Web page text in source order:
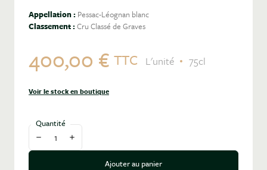
Appellation : Pessac-Léognan blanc
Classement :Cru Classé de Graves
400,00 € TTC L'unité 75cl
Voir le stock en boutique
Quantité
Diminuer la quantité
Augmenter la quantité
Ajouter au panier